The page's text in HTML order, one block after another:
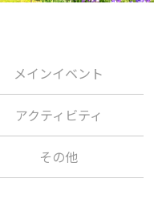
メインイベント
アクティビティ
その他